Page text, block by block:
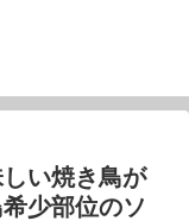
い焼き鳥が
少部位のソ